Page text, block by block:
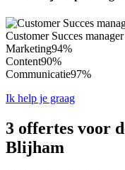
Customer Succes
Marketing94%
Content90%
Communicatie97%
Ik help je graag
3 offertes voor
Blijham